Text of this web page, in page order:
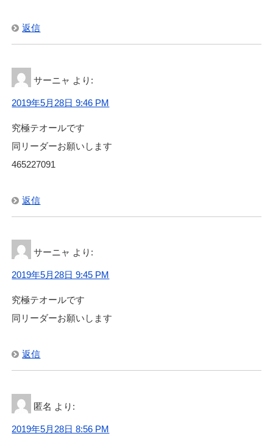
返信
サーニャ より:
2019年5月28日 9:46 PM
究極テオールです
同リーダーお願いします
465227091
返信
サーニャ より:
2019年5月28日 9:45 PM
究極テオールです
同リーダーお願いします
返信
匿名 より:
2019年5月28日 8:56 PM